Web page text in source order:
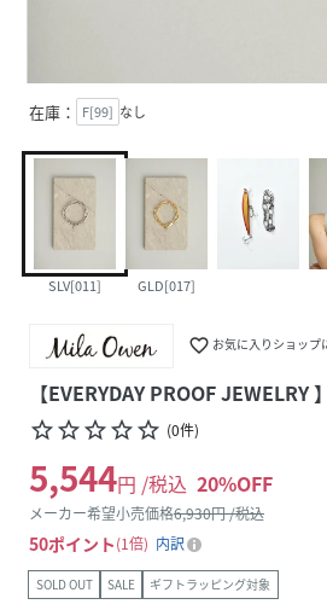
在庫： F[99] なし
SLV[011] GLD[017]
favorite_border お気に入りショップ
【EVERYDAY PROOF JEWELRY
star_borderstar_borderstar_borderstar_borderstar_border (0件)
5,544円 /税込 20%OFF
メーカー希望小売価格6,930円 /税込
50ポイント 1倍 内訳
SOLD OUT SALE ギフトラッピング対象